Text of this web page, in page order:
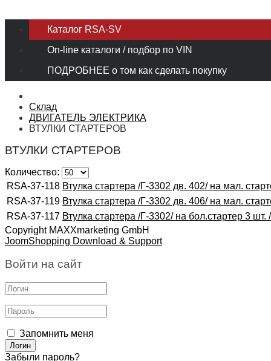
Каталог RSA-SV
On-line каталоги / подбор по VIN
ПОДРОБНЕЕ о том как сделать покупку
Склад
ДВИГАТЕЛЬ ЭЛЕКТРИКА
ВТУЛКИ СТАРТЕРОВ
ВТУЛКИ СТАРТЕРОВ
Количество:
RSA-37-118 Втулка стартера /Г-3302 дв. 402/ на мал.
RSA-37-119 Втулка стартера /Г-3302 дв. 406/ на мал.
RSA-37-117 Втулка стартера /Г-3302/ на бол.стартер 3
Copyright MAXXmarketing GmbH
JoomShopping Download & Support
Войти на сайт
Запомнить меня
Забыли пароль?